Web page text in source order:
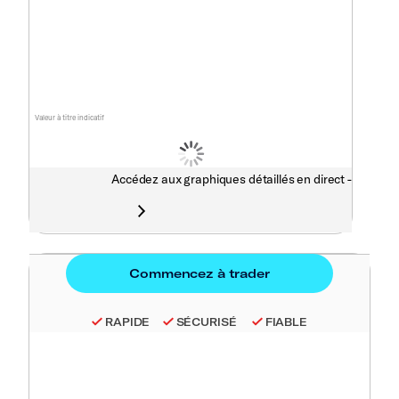
Valeur à titre indicatif
Accédez aux graphiques détaillés en direct -
RAPIDE SÉCURISÉ FIABLE